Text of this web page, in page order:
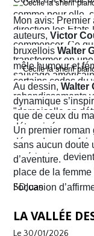
comme pour elle,
direction les
commencer. Ce
transformer en
sauvage
Cécile finira
juriste contre
Mon avis:
auteurs, Victor
bruxellois Walter
mêle humour et
certains codes du
rebondissements
"demoiselle en
déterminée, un
découdre pour
américaine
place de la
l’occasion
habile.
Au dessin, Walter
dynamique
que de ceux du
narration visuelle
mouvement et
dire.
Un premier
sans aucun doute
d’aventure.
SDJuan
LA VALLÉE
Le 30/01/2026